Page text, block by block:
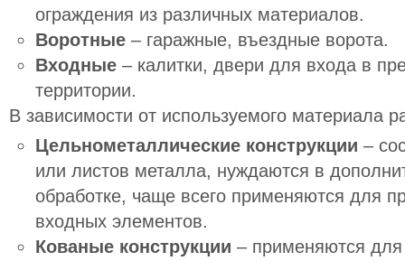
ограждения из различных материалов.
Воротные – гаражные, въездные ворота.
Входные – калитки, двери для входа в
территории.
В зависимости от используемого материала
Цельнометаллические конструкции –
или листов металла, нуждаются в
обработке, чаще всего применяются для
входных элементов.
Кованые конструкции – применяются